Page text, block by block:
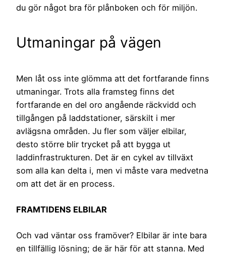
du gör något bra för plånboken och för miljön.
Utmaningar på vägen
Men låt oss inte glömma att det fortfarande finns
utmaningar. Trots alla framsteg finns det
fortfarande en del oro angående räckvidd och
tillgången på laddstationer, särskilt i mer
avlägsna områden. Ju fler som väljer elbilar,
desto större blir trycket på att bygga ut
laddinfrastrukturen. Det är en cykel av tillväxt
som alla kan delta i, men vi måste vara medvetna
om att det är en process.
FRAMTIDENS ELBILAR
Och vad väntar oss framöver? Elbilar är inte bara
en tillfällig lösning; de är här för att stanna. Med